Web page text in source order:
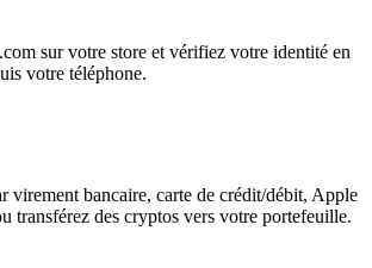
sur votre store et vérifiez votre identité en
votre téléphone.
virement bancaire, carte de crédit/débit, Apple
transférez des cryptos vers votre portefeuille.